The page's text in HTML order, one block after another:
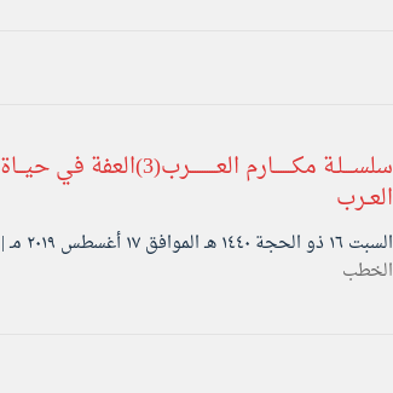
سلســــلـة مكــــــــارم العـــــــــــرب(3)العفة في حيـــاة
العــرب
السبت ۱٦ ذو الحجة ۱٤٤۰ هـ الموافق ۱۷ أغسطس ۲۰۱۹ مـ |
الخطب